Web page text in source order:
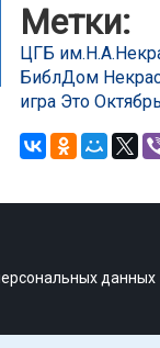
Метки:
ЦГБ
БиблДом
игра Это
данных